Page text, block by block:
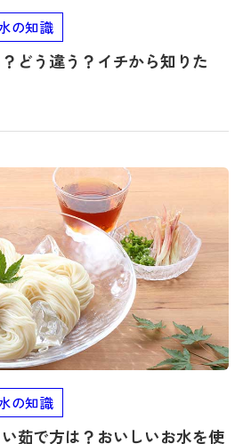
の知識
どう違う？イチから知りた
の知識
茹で方は？おいしいお水を使